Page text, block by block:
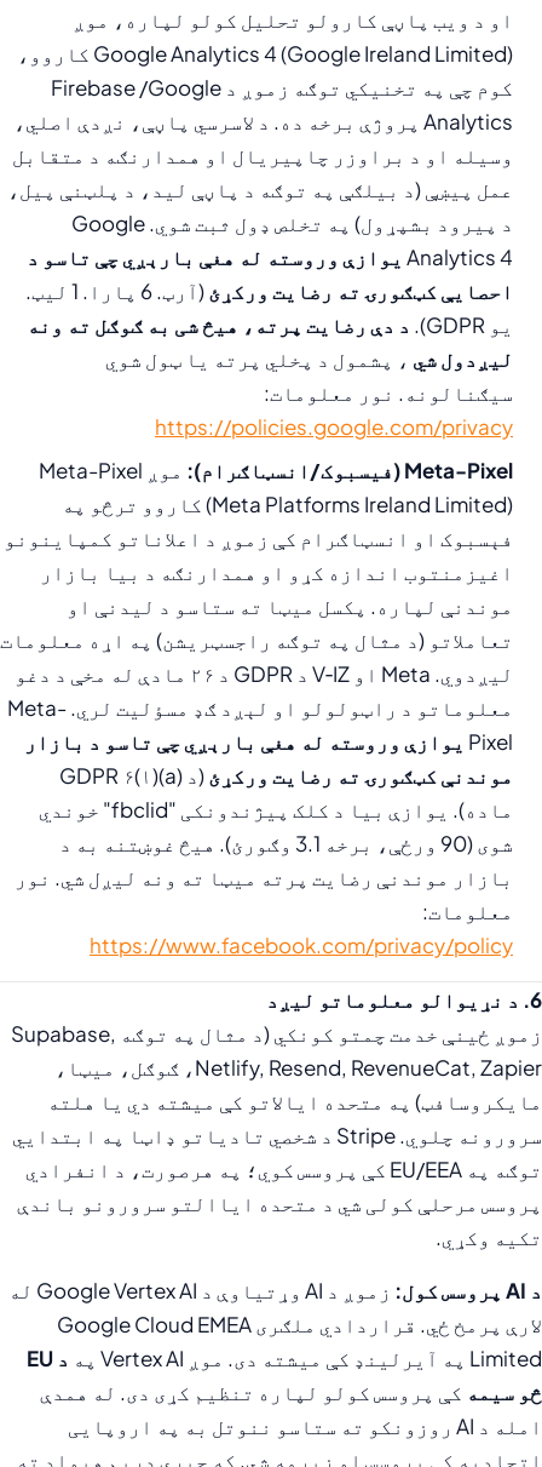
او د ویب پاڼې کارولو تحلیل کولو لپاره، موږ
Google Analytics 4 (Google Ireland Limited) کاروو،
کوم چې په تخنیکي توګه زموږ د Firebase /Google
Analytics پروژې برخه ده. د لاسرسي پاڼې، نږدې اصلي،
وسیله او د براوزر چاپیریال او همدارنګه د متقابل
عمل پیښې (د بیلګې په توګه د پاڼې لید، د پلټنې پیل،
د پیرود بشپړول) په تخلص ډول ثبت شوي. Google
Analytics 4 یوازې وروسته له هغې بارېږي چې تاسو د
احصایې کټګورۍ ته رضایت ورکړئ
(آرټ. 6 پارا. 1 لیټ.
یو GDPR).
د دې رضایت پرته، هیڅ شی به ګوګل ته ونه
لیږدول شي ، پشمول د پخلي پرته یا ټول شوي
سیګنالونه. نور معلومات:
https://policies.google.com/privacy
Meta-Pixel (فیسبوک/انسټاګرام):
موږ Meta-Pixel
(Meta Platforms Ireland Limited) کاروو ترڅو په
فېسبوک او انسټاګرام کې زموږ د اعلاناتو کمپاینونو
اغیزمنتوب اندازه کړو او همدارنګه د بیا بازار
موندنې لپاره. پکسل میټا ته ستاسو د لیدنې او
تعاملاتو (د مثال په توګه راجسټریشن) په اړه معلومات
لیږدوي. Meta او V‑IZ د GDPR د ۲۶ مادې له مخې د دغو
معلوماتو د راټولولو او لېږد ګډ مسؤلیت لري. Meta-
Pixel یوازې وروسته له هغې بارېږي چې تاسو د بازار
موندنې کټګورۍ ته رضایت ورکړئ
(د GDPR ۶(۱)(a)
ماده). یوازې بیا د کلک پیژندونکی "fbclid" خوندي
شوی (90 ورځې، برخه 3.1 وګورئ). هیڅ غوښتنه به د
بازار موندنې رضايت پرته میټا ته ونه لیږل شي. نور
معلومات:
https://www.facebook.com/privacy/policy
6. د نړیوالو معلوماتو لیږد
زموږ ځینې خدمت چمتو کونکي (د مثال په توګه Supabase,
Netlify, Resend, RevenueCat, Zapier، ګوګل، میټا،
مایکروسافټ) په متحده ایالاتو کې میشته دي یا هلته
سرورونه چلوي. Stripe د شخصي تادیاتو ډاټا په ابتدايي
توګه په EU/EEA کې پروسس کوي؛ په هرصورت، د انفرادي
پروسس مرحلې کولی شي د متحده ایاالتو سرورونو باندې
تکیه وکړي.
د AI پروسس کول:
زموږ د AI وړتیاوې د Google Vertex AI له
لارې پرمخ ځي. قراردادي ملګری Google Cloud EMEA
Limited په آیرلینډ کې میشته دی. موږ Vertex AI په
د EU
څو سیمه کې پروسس کولو لپاره تنظیم کړی دی. له همدې
امله د AI روزونکو ته ستاسو ننوتل به په اروپایی
اتحادیه کې پروسس او زیرمه شي. که چیرې دریم هیواد ته